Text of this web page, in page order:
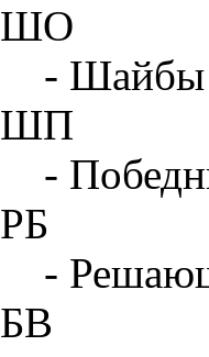
ШО
- Шайбы
ШП
-
РБ
-
БВ